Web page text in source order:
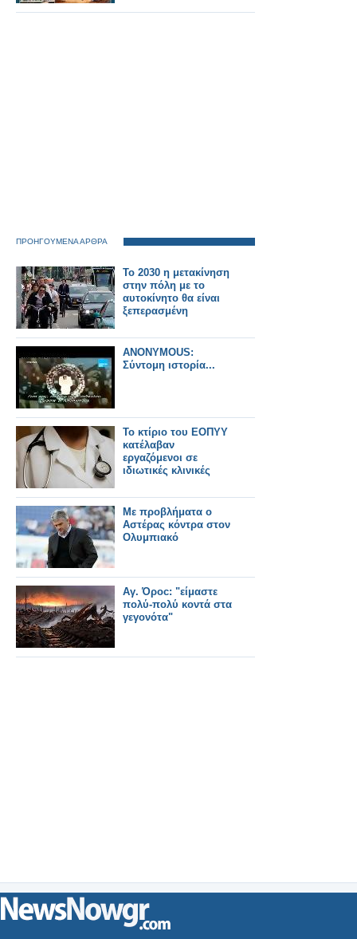
ΠΡΟΗΓΟΥΜΕΝΑ ΑΡΘΡΑ
Το 2030 η μετακίνηση
στην πόλη με το
αυτοκίνητο θα είναι
ξεπερασμένη
ANONYMOUS:
Σύντομη ιστορία...
Το κτίριο του ΕΟΠΥΥ
κατέλαβαν
εργαζόμενοι σε
ιδιωτικές κλινικές
Με προβλήματα ο
Αστέρας κόντρα στον
Ολυμπιακό
Αγ. Όροc: "είμαστε
πολύ-πολύ κοντά στα
γεγονότα"